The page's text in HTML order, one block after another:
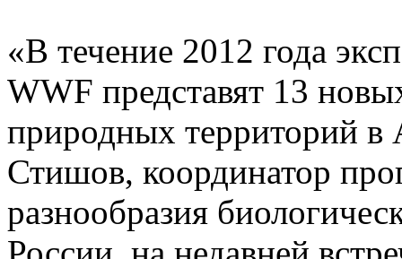
«В течение 2012 года
WWF представят 13
природных территорий в
Стишов, координатор
разнообразия